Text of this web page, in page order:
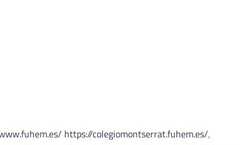
https://colegiomontserrat.fuhem.es/,